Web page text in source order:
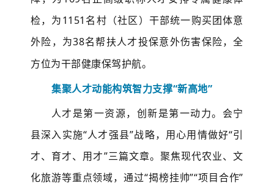
检，为1151名村（社区）干部统一购买团体意
外险，为38名帮扶人才投保意外伤害保险，全
方位为干部健康保驾护航。
集聚人才动能构筑智力支撑“新高地”
人才是第一资源，创新是第一动力。会宁
县深入实施“人才强县”战略，用心用情做好“引
才、育才、用才”三篇文章。聚焦现代农业、文
化旅游等重点领域，通过“揭榜挂帅”“项目合作”